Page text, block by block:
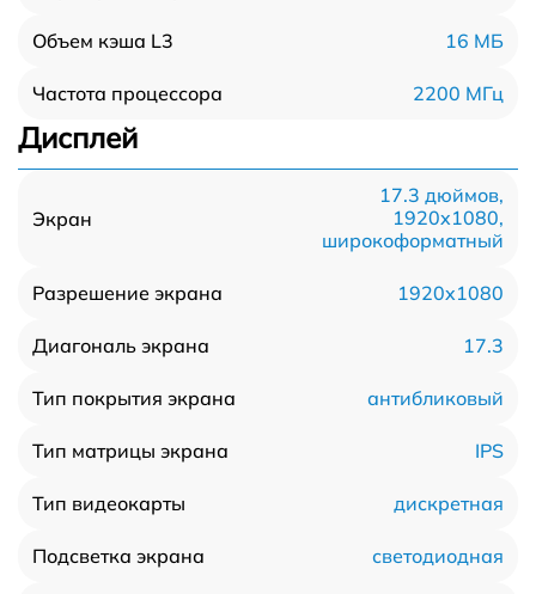
Объем кэша L3 16 МБ
Частота процессора 2200 МГц
Дисплей
Экран
17.3 дюймов,
1920x1080,
широкоформатный
Разрешение экрана 1920x1080
Диагональ экрана 17.3
Тип покрытия экрана антибликовый
Тип матрицы экрана IPS
Тип видеокарты дискретная
Подсветка экрана светодиодная